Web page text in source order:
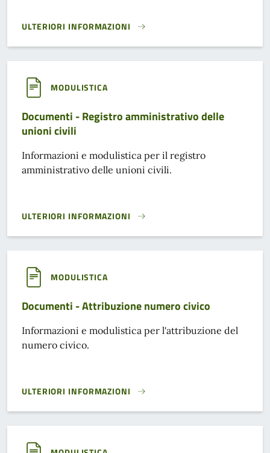
ULTERIORI INFORMAZIONI
CONDIZIONI DI ACCESSO AL SERVIZIO DI TRASPORTO
MODULISTICA
Documenti - Registro amministrativo delle
unioni civili
Informazioni e modulistica per il registro
amministrativo delle unioni civili.
ULTERIORI INFORMAZIONI
DOCUMENTI - REGISTRO AMMINISTRATIVO DELLE UNIONI
MODULISTICA
Documenti - Attribuzione numero civico
Informazioni e modulistica per l'attribuzione del
numero civico.
ULTERIORI INFORMAZIONI
DOCUMENTI - ATTRIBUZIONE NUMERO CIVICO}